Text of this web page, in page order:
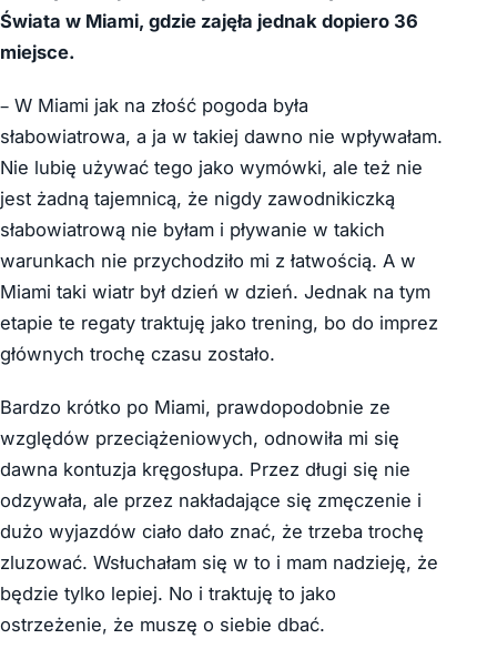
Świata w Miami, gdzie zajęła jednak dopiero 36
miejsce.
– W Miami jak na złość pogoda była
słabowiatrowa, a ja w takiej dawno nie wpływałam.
Nie lubię używać tego jako wymówki, ale też nie
jest żadną tajemnicą, że nigdy zawodnikiczką
słabowiatrową nie byłam i pływanie w takich
warunkach nie przychodziło mi z łatwością. A w
Miami taki wiatr był dzień w dzień. Jednak na tym
etapie te regaty traktuję jako trening, bo do imprez
głównych trochę czasu zostało.
Bardzo krótko po Miami, prawdopodobnie ze
względów przeciążeniowych, odnowiła mi się
dawna kontuzja kręgosłupa. Przez długi się nie
odzywała, ale przez nakładające się zmęczenie i
dużo wyjazdów ciało dało znać, że trzeba trochę
zluzować. Wsłuchałam się w to i mam nadzieję, że
będzie tylko lepiej. No i traktuję to jako
ostrzeżenie, że muszę o siebie dbać.